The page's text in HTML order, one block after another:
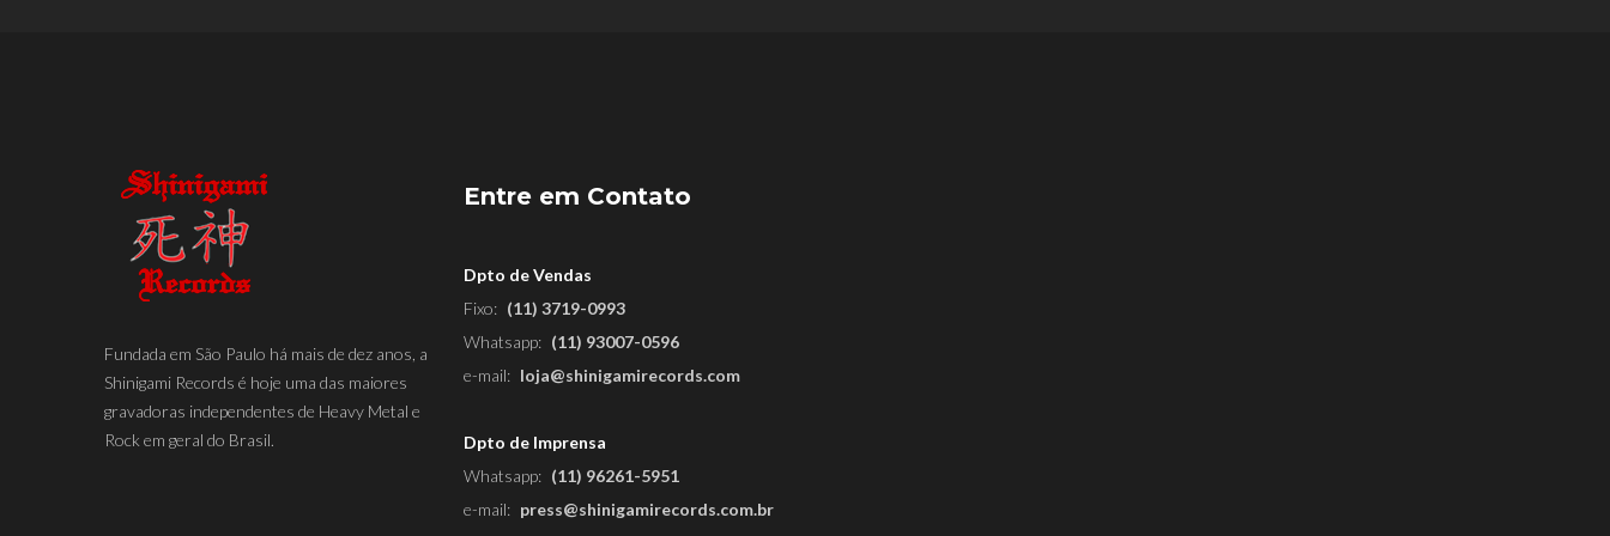
Fundada em São Paulo há mais de dez anos, a
Shinigami Records é hoje uma das maiores
gravadoras independentes de Heavy Metal e
Rock em geral do Brasil.
Entre em Contato
Dpto de Vendas
Fixo: (11) 3719-0993
Whatsapp: (11) 93007-0596
e-mail: loja@shinigamirecords.com
Dpto de Imprensa
Whatsapp: (11) 96261-5951
e-mail: press@shinigamirecords.com.br